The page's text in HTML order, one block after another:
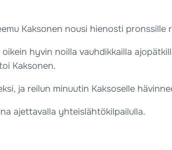
Kaksonen nousi hienosti
hyvin noilla vauhdikkailla
Kaksonen.
ja reilun minuutin Kaksoselle
ajettavalla yhteislähtökilpailulla.